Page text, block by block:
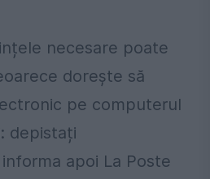
necesare poate
dorește să
pe computerul
depistați
apoi La Poste